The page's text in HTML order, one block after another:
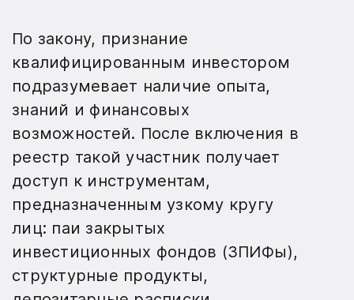
По закону, признание
квалифицированным инвестором
подразумевает наличие опыта,
знаний и финансовых
возможностей. После включения в
реестр такой участник получает
доступ к инструментам,
предназначенным узкому кругу
лиц: паи закрытых
инвестиционных фондов (ЗПИФы),
структурные продукты,